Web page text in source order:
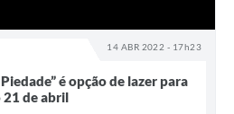
14 ABR 2022 - 17h23
é opção de lazer para
de abril